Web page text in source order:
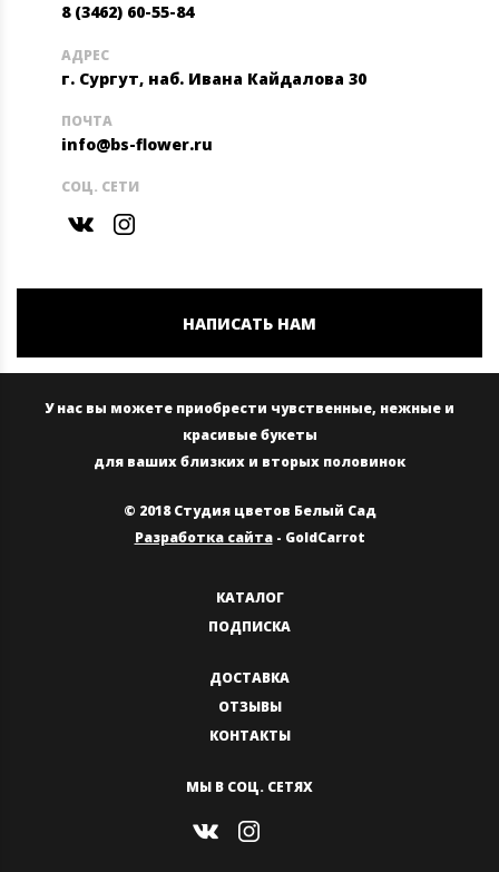
8 (3462) 60-55-84
АДРЕС
г. Сургут, наб. Ивана Кайдалова 30
ПОЧТА
info@bs-flower.ru
СОЦ. СЕТИ
НАПИСАТЬ НАМ
У нас вы можете приобрести чувственные, нежные и
красивые букеты
для ваших близких и вторых половинок
© 2018 Студия цветов Белый Сад
Разработка сайта- GoldCarrot
КАТАЛОГ
ПОДПИСКА
ДОСТАВКА
ОТЗЫВЫ
КОНТАКТЫ
МЫ В СОЦ. СЕТЯХ